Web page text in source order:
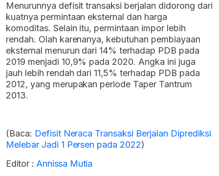
Menurunnya defisit transaksi berjalan didorong dari
kuatnya permintaan eksternal dan harga
komoditas. Selain itu, permintaan impor lebih
rendah. Olah karenanya, kebutuhan pembiayaan
eksternal menurun dari 14% terhadap PDB pada
2019 menjadi 10,9% pada 2020. Angka ini juga
jauh lebih rendah dari 11,5% terhadap PDB pada
2012, yang merupakan periode Taper Tantrum
2013.
(Baca: Defisit Neraca Transaksi Berjalan Diprediksi
Melebar Jadi 1 Persen pada 2022)
Editor : Annissa Mutia